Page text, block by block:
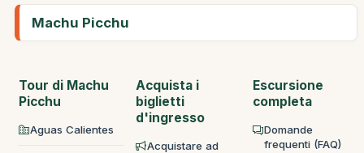
Machu Picchu
Tour di Machu
Picchu
Aguas Calientes
Acquista i
biglietti
d'ingresso
Acquistare ad
Escursione
completa
Domande
frequenti (FAQ)